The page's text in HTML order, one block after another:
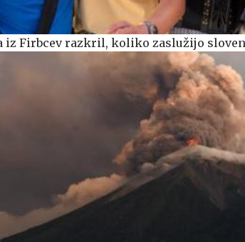
iz Firbcev razkril, koliko zaslužijo